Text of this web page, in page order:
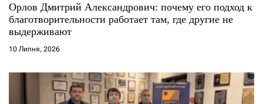
Орлов Дмитрий Александрович: почему его подход к
благотворительности работает там, где другие не
выдерживают
10 Липня, 2026